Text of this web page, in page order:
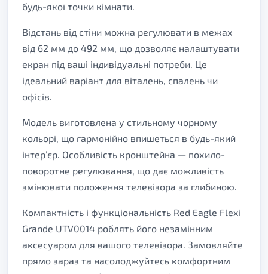
будь-якої точки кімнати.
Відстань від стіни можна регулювати в межах
від 62 мм до 492 мм, що дозволяє налаштувати
екран під ваші індивідуальні потреби. Це
ідеальний варіант для віталень, спалень чи
офісів.
Модель виготовлена у стильному чорному
кольорі, що гармонійно впишеться в будь-який
інтер’єр. Особливість кронштейна — похило-
поворотне регулювання, що дає можливість
змінювати положення телевізора за глибиною.
Компактність і функціональність Red Eagle Flexi
Grande UTV0014 роблять його незамінним
аксесуаром для вашого телевізора. Замовляйте
прямо зараз та насолоджуйтесь комфортним